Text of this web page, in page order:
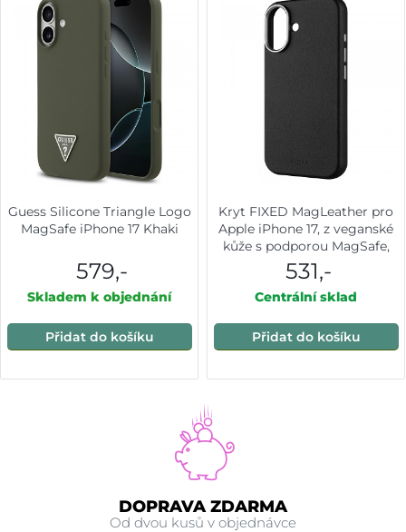
Guess Silicone Triangle Logo
MagSafe iPhone 17 Khaki
579,-
Skladem k objednání
Přidat do košíku
Kryt FIXED MagLeather pro
Apple iPhone 17, z veganské
kůže s podporou MagSafe,
černý
531,-
Centrální sklad
Přidat do košíku
DOPRAVA ZDARMA
Od dvou kusů v objednávce